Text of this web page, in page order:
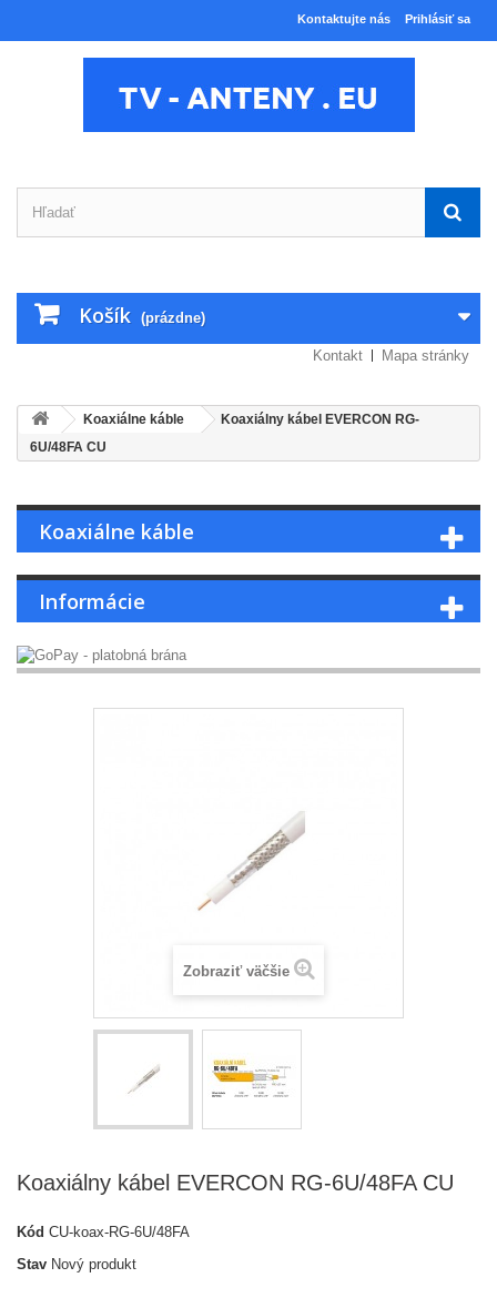
Prihlásiť sa
Kontaktujte nás
Košík (prázdne)
Kontakt Mapa stránky
Koaxiálne káble
Koaxiálny kábel EVERCON RG-
6U/48FA CU
Koaxiálne káble
Informácie
Zobraziť väčšie
Koaxiálny kábel EVERCON RG-6U/48FA CU
Kód CU-koax-RG-6U/48FA
Stav Nový produkt